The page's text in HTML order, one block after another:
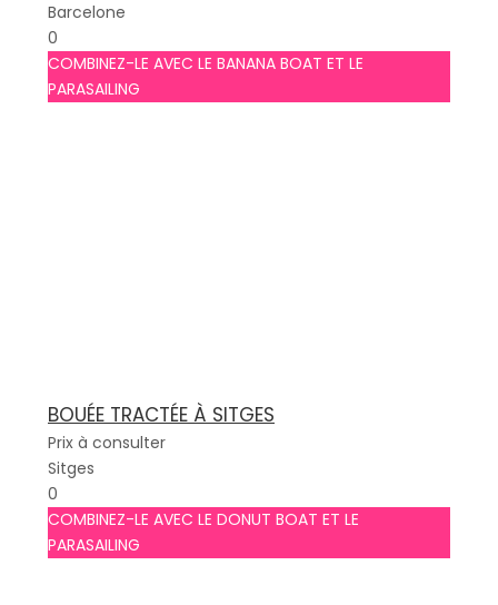
Barcelone
0
COMBINEZ-LE AVEC LE BANANA BOAT ET LE
PARASAILING
BOUÉE TRACTÉE À SITGES
Prix à consulter
Sitges
0
COMBINEZ-LE AVEC LE DONUT BOAT ET LE
PARASAILING